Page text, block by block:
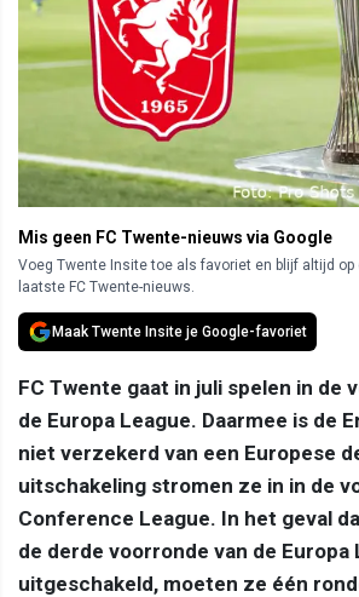
Mis geen FC Twente-nieuws via Google
Voeg Twente Insite toe als favoriet en blijf altijd op
laatste FC Twente-nieuws.
Maak Twente Insite je Google-favoriet
FC Twente gaat in juli spelen in de
de Europa League. Daarmee is de
niet verzekerd van een Europese
uitschakeling stromen ze in in de
Conference League. In het geval
de derde voorronde van de Europa
uitgeschakeld, moeten ze één